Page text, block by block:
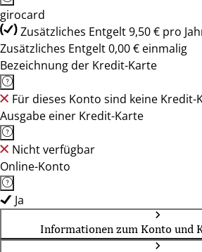
girocard
Zusätzliches Entgelt 9,50 € pro
Zusätzliches Entgelt 0,00 € einmalig
Bezeichnung der Kredit-Karte
Für dieses Konto sind keine
Ausgabe einer Kredit-Karte
Nicht verfügbar
Online-Konto
Ja
Informationen zum Konto und